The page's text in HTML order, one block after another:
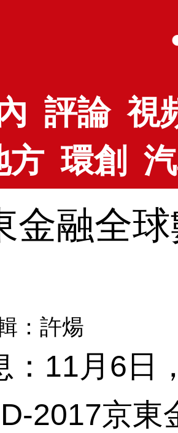
評論 視
方 環創
金融全
：許煬
11月6日
2017京東